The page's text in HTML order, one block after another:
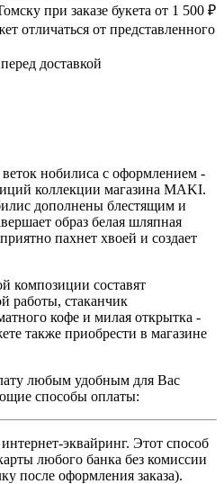
при заказе букета от 1 500 ₽
отличаться от представленного
доставкой
нобилиса с оформлением -
коллекции магазина MAKI.
дополнены блестящим и
образ белая шляпная
пахнет хвоей и создает
композиции составят
работы, стаканчик
кофе и милая открытка -
также приобрести в магазине
любым удобным для Вас
способы оплаты:
эквайринг. Этот способ
любого банка без комиссии
после оформления заказа).